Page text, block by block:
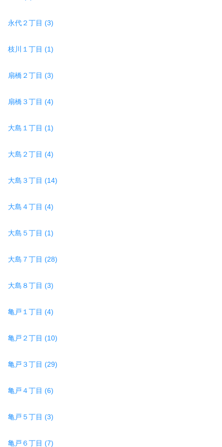
永代２丁目 (3)
枝川１丁目 (1)
扇橋２丁目 (3)
扇橋３丁目 (4)
大島１丁目 (1)
大島２丁目 (4)
大島３丁目 (14)
大島４丁目 (4)
大島５丁目 (1)
大島７丁目 (28)
大島８丁目 (3)
亀戸１丁目 (4)
亀戸２丁目 (10)
亀戸３丁目 (29)
亀戸４丁目 (6)
亀戸５丁目 (3)
亀戸６丁目 (7)